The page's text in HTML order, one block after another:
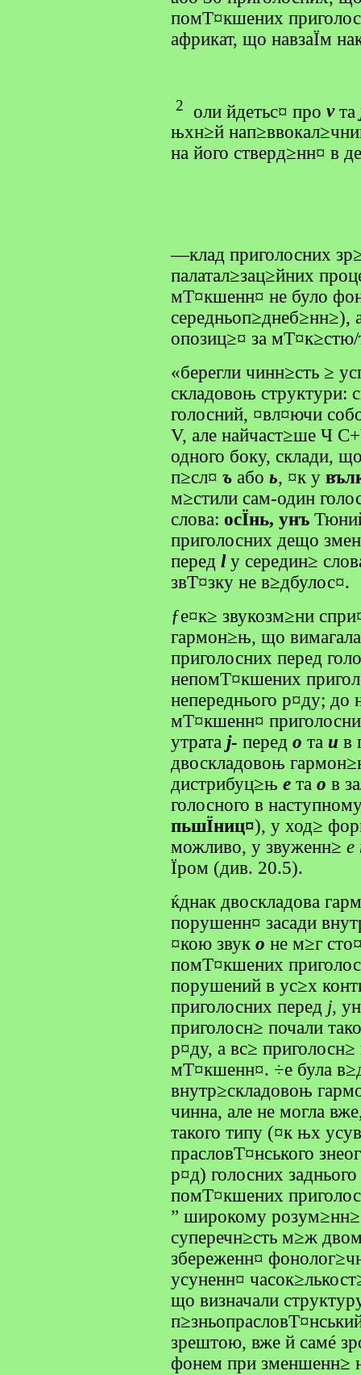
помТ¤кшених
африкат, що навзаЇм
2 оли йдетьс¤ про v та
њхн≥й
на його стверд≥нн¤ в
—клад приголосних
палатал≥зац≥йних
мТ¤кшенн¤ не було
середньоп≥днеб≥нн≥),
опозиц≥¤ за
«берегли чинн≥сть ≥
складовоњ структури:
голосний, ¤вл¤ючи
V, але найчаст≥ше Ч
одного боку, склади,
п≥сл¤ ъ або ь, ¤к у
м≥стили сам-один
слова: осЇнь, унъ
приголосних дещо
перед lу середин≥
звТ¤зку не в≥дбулос¤.
ƒе¤к≥ звукозм≥ни
гармон≥њ, що
приголосних перед
непомТ¤кшених
непереднього р¤ду; до
мТ¤кшенн¤
утрата j- перед о та u в
двоскладовоњ
дистрибуц≥њ е та о в
голосного в
пьшЇниц¤), у ход≥
можливо, у звуженн≥
Їром (див. 20.5).
ќднак двоскладова
порушенн¤ засади
¤кою звук о не м≥г
помТ¤кшених
порушений в ус≥х
приголосних перед j,
приголосн≥ почали
р¤ду, а вс≥
мТ¤кшенн¤. ÷е була
внутр≥складовоњ
чинна, але не могла
такого типу (¤к њх
прасловТ¤нського
р¤д) голосних
помТ¤кшених
” широкому розум≥нн≥
суперечн≥сть м≥ж
збереженн¤
усуненн¤
що визначали
зрештою, вже й самé
фонем при зменшенн≥